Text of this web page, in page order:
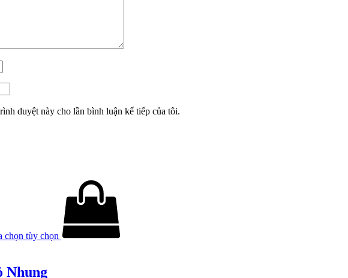
duyệt này cho lần bình luận kế tiếp của tôi.
chọn tùy chọn
Nhung